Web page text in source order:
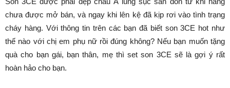
chưa được mở bán, và ngay khi lên kệ đã kịp rơi vào tình trạng
cháy hàng. Với thông tin trên các bạn đã biết son 3CE hot như
thế nào với chị em phụ nữ rồi đúng không? Nếu bạn muốn tặng
quà cho bạn gái, bạn thân, mẹ thì set son 3CE sẽ là gợi ý rất
hoàn hảo cho bạn.